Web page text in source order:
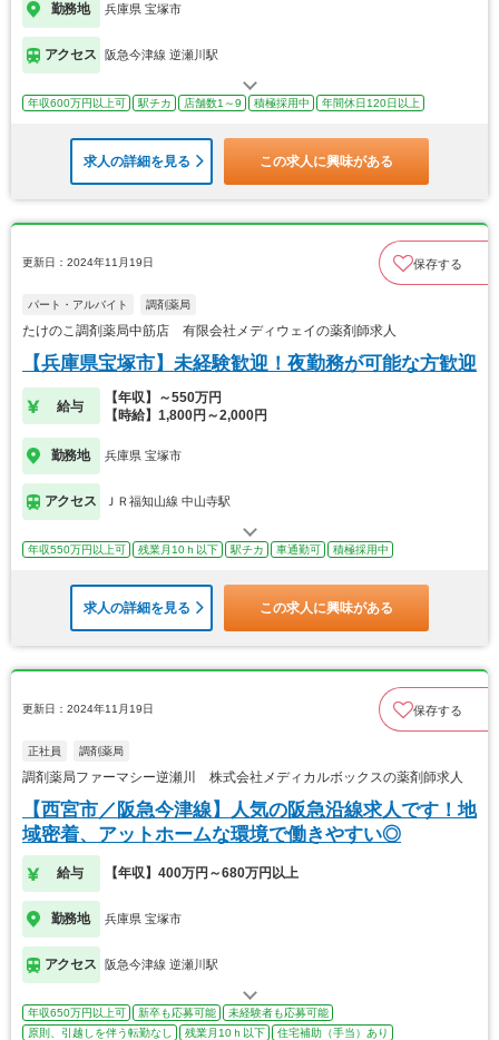
勤務地 兵庫県 宝塚市
アクセス 阪急今津線 逆瀬川駅
年収600万円以上可 駅チカ 店舗数1～9 積極採用中 年間休日120日以上
求人の詳細を見る この求人に興味がある
更新日：2024年11月19日 保存する
パート・アルバイト 調剤薬局
たけのこ調剤薬局中筋店 有限会社メディウェイの薬剤師求人
【兵庫県宝塚市】未経験歓迎！夜勤務が可能な方歓迎
給与
【年収】～550万円
【時給】1,800円～2,000円
勤務地 兵庫県 宝塚市
アクセス ＪＲ福知山線 中山寺駅
年収550万円以上可 残業月10ｈ以下 駅チカ 車通勤可 積極採用中
求人の詳細を見る この求人に興味がある
更新日：2024年11月19日 保存する
正社員 調剤薬局
調剤薬局ファーマシー逆瀬川 株式会社メディカルボックスの薬剤師求人
【西宮市／阪急今津線】人気の阪急沿線求人です！地
域密着、アットホームな環境で働きやすい◎
給与 【年収】400万円～680万円以上
勤務地 兵庫県 宝塚市
アクセス 阪急今津線 逆瀬川駅
年収650万円以上可 新卒も応募可能
未経験者も応募可能
原則、引越しを伴う転勤なし
残業月10ｈ以下
住宅補助（手当）あり